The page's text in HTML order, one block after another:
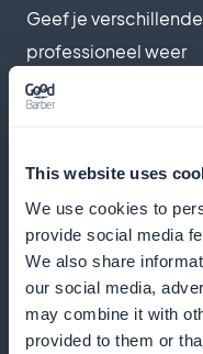
This website uses
We use cookies to
provide social media
We also share
our social media,
may combine it with
provided to them or
Geef je
professioneel weer
pushmeldingen
Stuur herinneringen
shows te
aan te moedigen